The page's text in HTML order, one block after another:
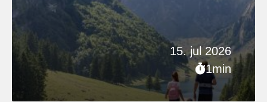
15. jul 2026
1min